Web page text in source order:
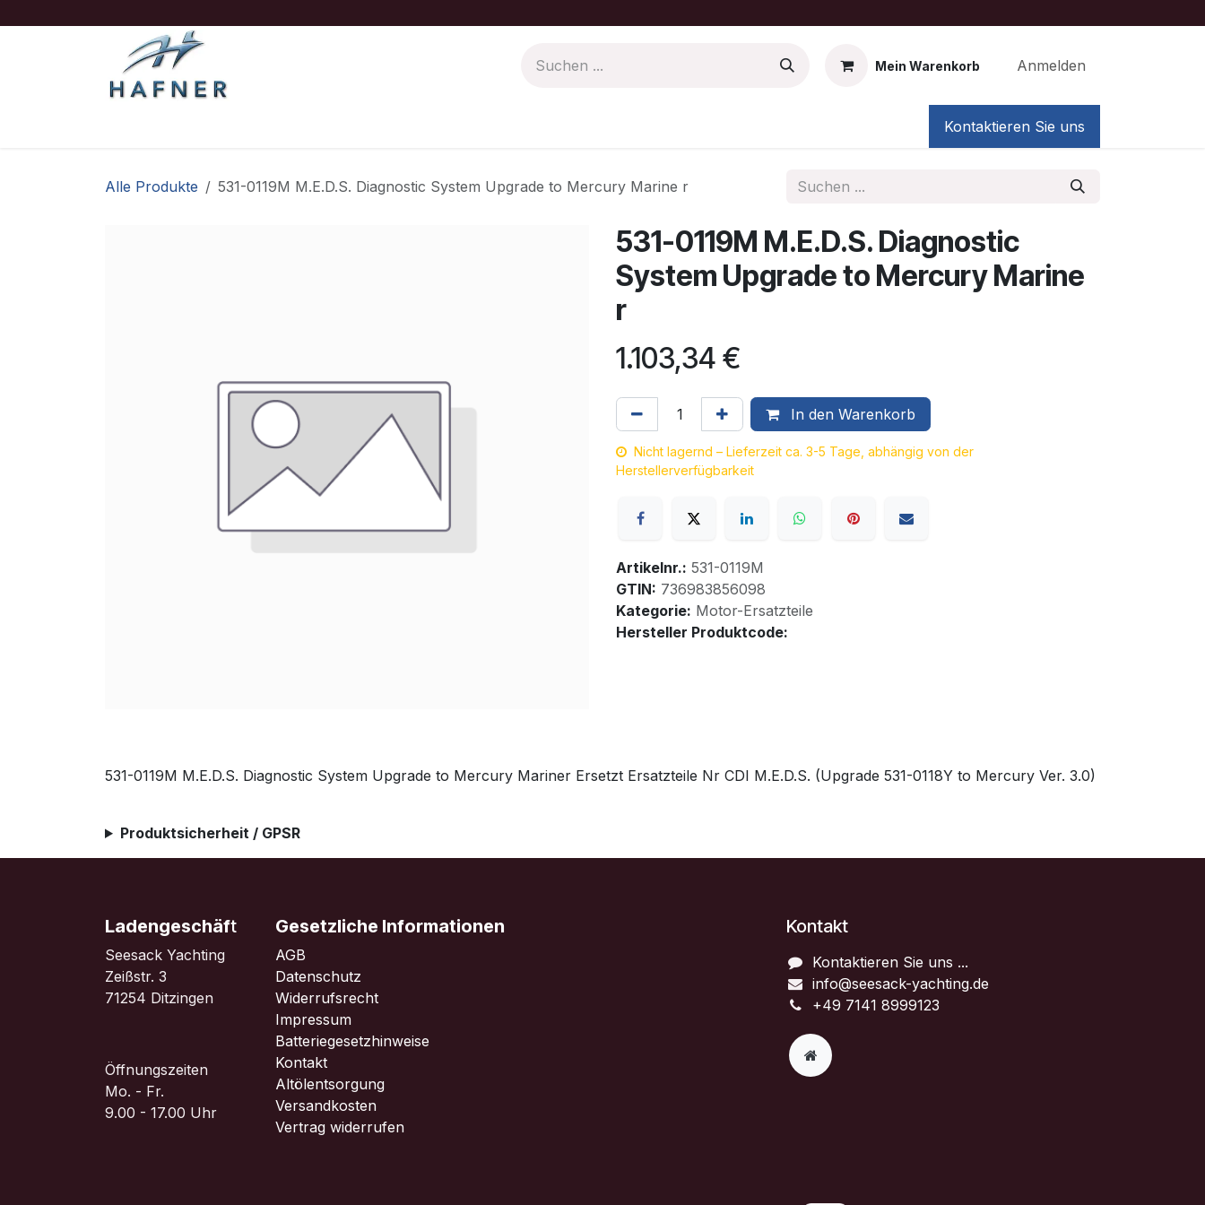
Mein Warenkorb Anmelden
Kontaktieren Sie uns
Alle Produkte 531-0119M M.E.D.S. Diagnostic System Upgrade to Mercury Marine r
531-0119M M.E.D.S. Diagnostic
System Upgrade to Mercury Marine
r
1.103,34 €
In den Warenkorb
Nicht lagernd – Lieferzeit ca. 3-5 Tage, abhängig von der
Herstellerverfügbarkeit
Artikelnr.: 531-0119M
GTIN: 736983856098
Kategorie: Motor-Ersatzteile
Hersteller Produktcode:
531-0119M M.E.D.S. Diagnostic System Upgrade to Mercury Mariner Ersetzt Ersatzteile Nr CDI M.E.D.S. (Upgrade 531-0118Y to Mercury Ver. 3.0)
Produktsicherheit / GPSR
Ladengeschäft
Seesack Yachting
Zeißstr. 3
71254 Ditzingen
Öffnungszeiten
Mo. - Fr.
9.00 - 17.00 Uhr
Gesetzliche Informationen
AGB
Datenschutz
Widerrufsrecht
Impressum
Batteriegesetzhinweise
Kontakt
Altölentsorgung
Versandkosten
Vertrag widerrufen
Kontakt
Kontaktieren Sie uns ...
info@seesack-yachting.de
+49 7141 8999123